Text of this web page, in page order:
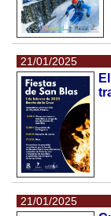
21/01/2025
21/01/2025